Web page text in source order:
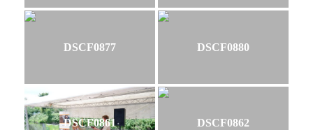
DSCF0877 DSCF0880
DSCF0861 DSCF0862